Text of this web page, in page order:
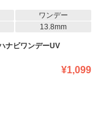
ワンデー
13.8mm
ナビワンデーUV
¥1,099